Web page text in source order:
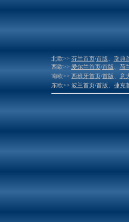
北欧>>芬兰首页/首版、瑞典
西欧>>爱尔兰首页/首版、荷
南欧>>西班牙首页/首版、意
东欧>>波兰首页/首版、捷克